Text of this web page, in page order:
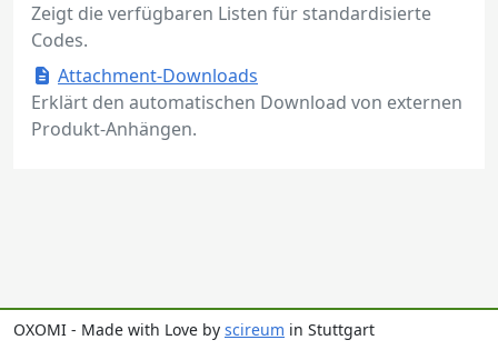
Zeigt die verfügbaren Listen für standardisierte
Codes.
Attachment-Downloads
Erklärt den automatischen Download von externen
Produkt-Anhängen.
OXOMI - Made with Love by scireum in Stuttgart